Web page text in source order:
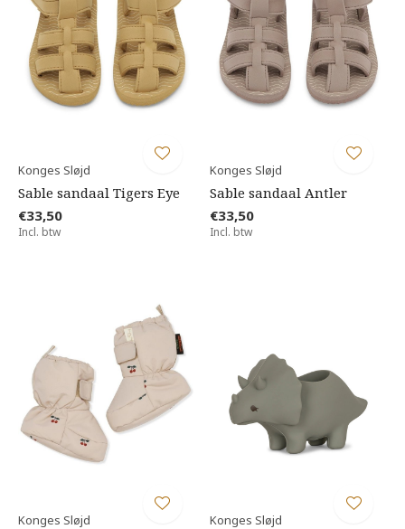
Konges Sløjd
Sable sandaal Tigers Eye
€33,50
Incl. btw
Konges Sløjd
Sable sandaal Antler
€33,50
Incl. btw
Konges Sløjd Konges Sløjd